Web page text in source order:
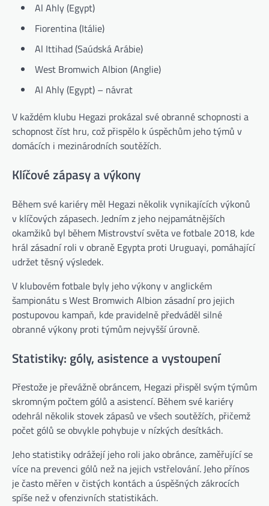
Al Ahly (Egypt)
Fiorentina (Itálie)
Al Ittihad (Saúdská Arábie)
West Bromwich Albion (Anglie)
Al Ahly (Egypt) – návrat
V každém klubu Hegazi prokázal své obranné schopnosti a
schopnost číst hru, což přispělo k úspěchům jeho týmů v
domácích i mezinárodních soutěžích.
Klíčové zápasy a výkony
Během své kariéry měl Hegazi několik vynikajících výkonů
v klíčových zápasech. Jedním z jeho nejpamátnějších
okamžiků byl během Mistrovství světa ve fotbale 2018, kde
hrál zásadní roli v obraně Egypta proti Uruguayi, pomáhající
udržet těsný výsledek.
V klubovém fotbale byly jeho výkony v anglickém
šampionátu s West Bromwich Albion zásadní pro jejich
postupovou kampaň, kde pravidelně předváděl silné
obranné výkony proti týmům nejvyšší úrovně.
Statistiky: góly, asistence a vystoupení
Přestože je převážně obráncem, Hegazi přispěl svým týmům
skromným počtem gólů a asistencí. Během své kariéry
odehrál několik stovek zápasů ve všech soutěžích, přičemž
počet gólů se obvykle pohybuje v nízkých desítkách.
Jeho statistiky odrážejí jeho roli jako obránce, zaměřující se
více na prevenci gólů než na jejich vstřelování. Jeho přínos
je často měřen v čistých kontách a úspěšných zákrocích
spíše než v ofenzivních statistikách.